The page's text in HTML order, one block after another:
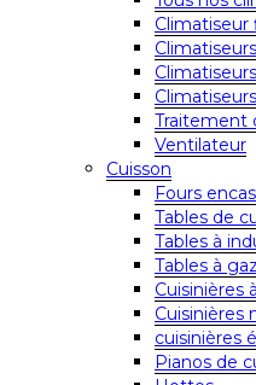
Climatiseur
Traitement
Ventilateur
Cuisson
Fours
Tables de
Tables à
Tables à gaz
Cuisinières
Cuisinières
cuisinières
Pianos de